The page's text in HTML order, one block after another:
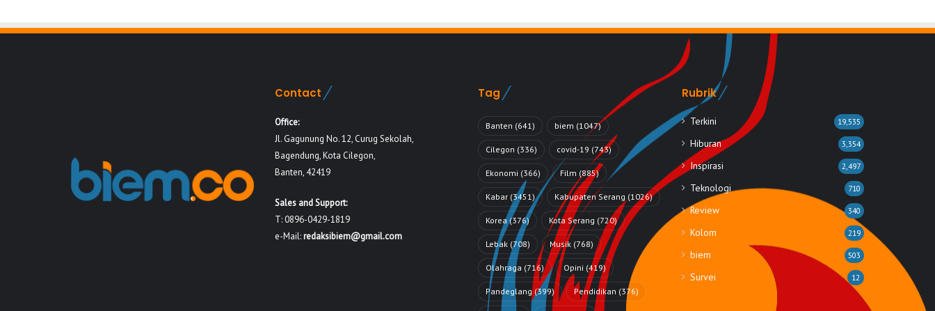
Contact
Office:
Jl. Gagunung No. 12, Curug Sekolah,
Bagendung, Kota Cilegon,
Banten, 42419
Sales and Support:
T: 0896-0429-1819
e-Mail:redaksibiem@gmail.com
Tag
Banten (641) biem (1047)
Cilegon (336) covid-19 (743)
Ekonomi (366) Film (885)
Kabar (3451) Kabupaten Serang (1026)
Korea (376) Kota Serang (720)
Lebak (708) Musik (768)
Olahraga (716) Opini (419)
Pandeglang(399) Pendidikan (376)
Rubrik
Terkini 19,535
Hiburan 3,354
Inspirasi 2,497
Teknologi 710
Review 340
Kolom 219
biem 503
Survei 12